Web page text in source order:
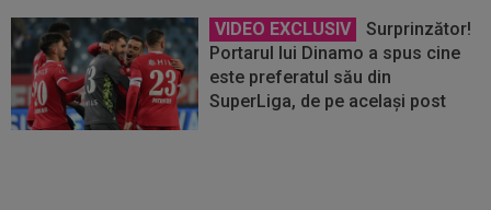
VIDEO EXCLUSIV
Surprinzător!
Portarul lui Dinamo a spus cine
este preferatul său din
SuperLiga, de pe același post